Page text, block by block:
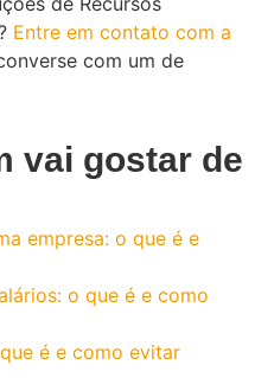
Entre em contato com a
com um de
vai gostar de
empresa: o que é e
o que é e como
é e como evitar